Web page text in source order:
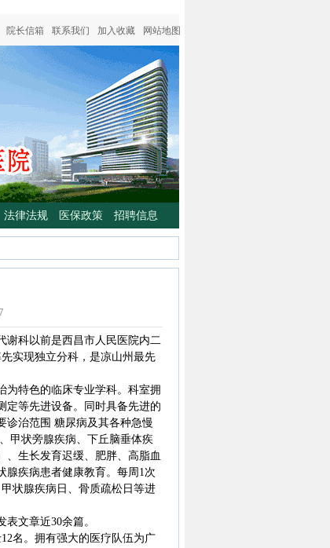
院长信箱 联系我们 加入收藏 网站地图
法律法规 医保政策 招聘信息
科以前是西昌市人民医院内二
实现独立分科，是凉山州最先
特色的临床专业学科。科室拥
定等先进设备。同时具备先进的
诊治范围 糖尿病及其各种急慢
甲状旁腺疾病、下丘脑垂体疾
、生长发育迟缓、肥胖、高脂血
腺疾病患者健康教育。每周1次
状腺疾病日、骨质疏松日等进
文章近30余篇。
名。拥有强大的医疗队伍为广